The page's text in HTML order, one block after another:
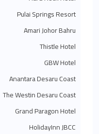
◄مايو 2024 (34)
◄مارس 2024 (73)
◄فبراير 2024
◄يناير 2024
◄
2023
(483)
◄نوفمبر 2023 (40)
◄سبتمبر 2023 (51)
◄أغسطس 2023 (41)
◄يوليو 2023 (40)
◄يونيو 2023 (32)
Pulai Springs Resort
Amari Johor Bahru
Thistle Hotel
GBW Hotel
Anantara Desaru Coast
The Westin Desaru Coast
Grand Paragon Hotel
HolidayInn JBCC